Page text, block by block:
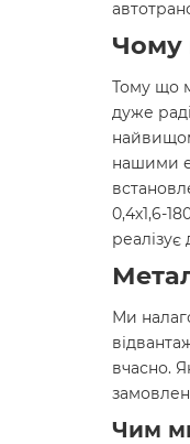
Чому
Тому що
дуже
нашими
0,4х1,6-
Ми
вчасно.
Чим